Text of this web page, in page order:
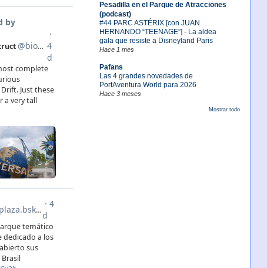
Pesadilla en el Parque de Atracciones
(podcast)
#44 PARC ASTÉRIX [con JUAN
HERNANDO “TEENAGE”] - La aldea
gala que resiste a Disneyland Paris
Hace 1 mes
Pafans
Las 4 grandes novedades de
PortAventura World para 2026
Hace 3 meses
Mostrar todo